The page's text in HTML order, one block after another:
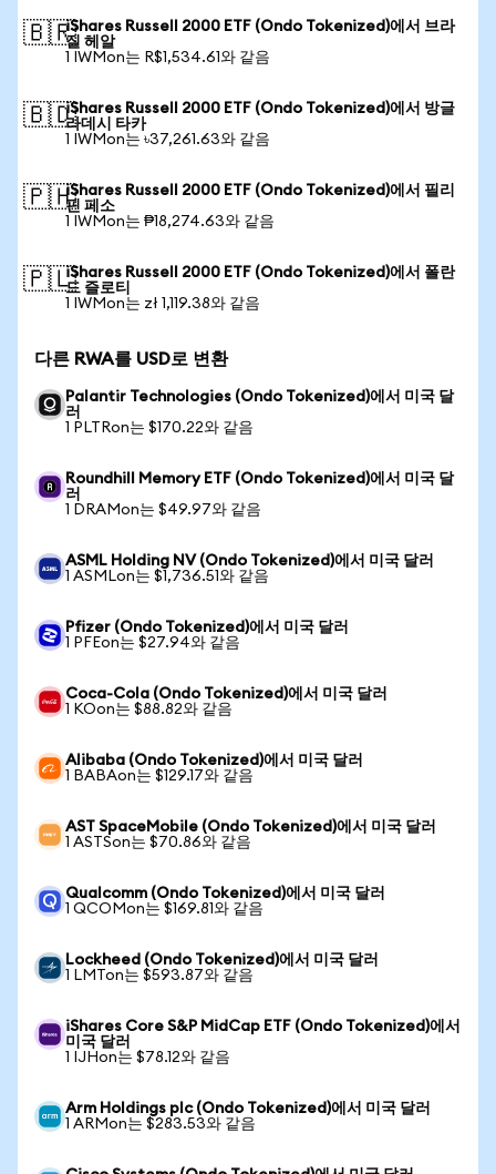
🇧🇷iShares Russell 2000 ETF (Ondo Tokenized)에서 브라
질 헤알
1 IWMon는 R$1,534.61와 같음
🇧🇩iShares Russell 2000 ETF (Ondo Tokenized)에서 방글
라데시 타카
1 IWMon는 ৳37,261.63와 같음
🇵🇭iShares Russell 2000 ETF (Ondo Tokenized)에서 필리
핀 페소
1 IWMon는 ₱18,274.63와 같음
🇵🇱iShares Russell 2000 ETF (Ondo Tokenized)에서 폴란
드 즐로티
1 IWMon는 zł 1,119.38와 같음
다른 RWA를 USD로 변환
Palantir Technologies (Ondo Tokenized)에서 미국 달
러
1 PLTRon는 $170.22와 같음
Roundhill Memory ETF (Ondo Tokenized)에서 미국 달
러
1 DRAMon는 $49.97와 같음
ASML Holding NV (Ondo Tokenized)에서 미국 달러
1 ASMLon는 $1,736.51와 같음
Pfizer (Ondo Tokenized)에서 미국 달러
1 PFEon는 $27.94와 같음
Coca-Cola (Ondo Tokenized)에서 미국 달러
1 KOon는 $88.82와 같음
Alibaba (Ondo Tokenized)에서 미국 달러
1 BABAon는 $129.17와 같음
AST SpaceMobile (Ondo Tokenized)에서 미국 달러
1 ASTSon는 $70.86와 같음
Qualcomm (Ondo Tokenized)에서 미국 달러
1 QCOMon는 $169.81와 같음
Lockheed (Ondo Tokenized)에서 미국 달러
1 LMTon는 $593.87와 같음
iShares Core S&P MidCap ETF (Ondo Tokenized)에서
미국 달러
1 IJHon는 $78.12와 같음
Arm Holdings plc (Ondo Tokenized)에서 미국 달러
1 ARMon는 $283.53와 같음